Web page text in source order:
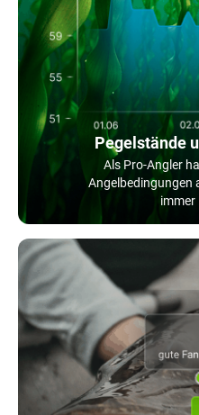
Pegelstände
Als Pro-Angler
Angelbedingungen
immer